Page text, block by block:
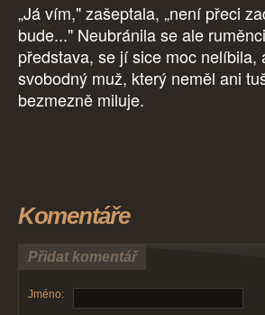
„Já vím," zašeptala, „není přeci
bude..." Neubránila se ale
představa, se jí sice moc nelíbila,
svobodný muž, který neměl ani
bezmezně miluje.
Komentáře
Přidat komentář
Jméno: